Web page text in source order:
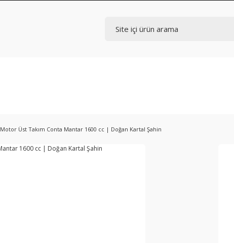
Motor Üst Takım Conta Mantar 1600 cc | Doğan Kartal Şahin